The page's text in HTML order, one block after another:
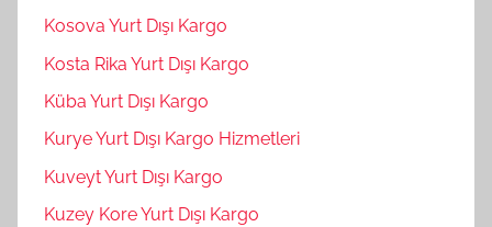
Kosova Yurt Dışı Kargo
Kosta Rika Yurt Dışı Kargo
Küba Yurt Dışı Kargo
Kurye Yurt Dışı Kargo Hizmetleri
Kuveyt Yurt Dışı Kargo
Kuzey Kore Yurt Dışı Kargo